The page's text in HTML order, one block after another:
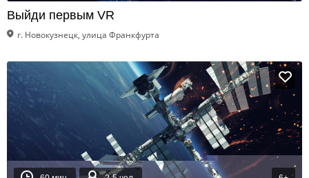
Выйди первым VR
г. Новокузнецк, улица Франкфурта